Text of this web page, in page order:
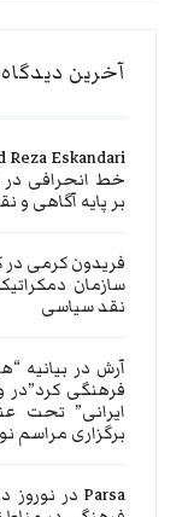
آخرین
Reza Eskandari
خط انحرافی در
بر پایه آگاهی و
فریدون کرمی در
سازمان
نقد سیاسی
آرش در بیانیه
ایرانی” تحت
برگزاری مراسم
Parsa در نوروز